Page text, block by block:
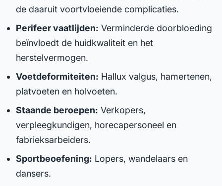
de daaruit voortvloeiende complicaties.
Perifeer vaatlijden: Verminderde doorbloeding
beïnvloedt de huidkwaliteit en het
herstelvermogen.
Voetdeformiteiten: Hallux valgus, hamertenen,
platvoeten en holvoeten.
Staande beroepen: Verkopers,
verpleegkundigen, horecapersoneel en
fabrieksarbeiders.
Sportbeoefening: Lopers, wandelaars en
dansers.